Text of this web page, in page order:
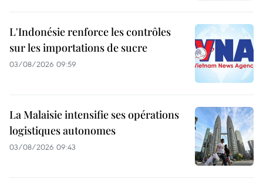
L'Indonésie renforce les contrôles
sur les importations de sucre
03/08/2026 09:59
La Malaisie intensifie ses opérations
logistiques autonomes
03/08/2026 09:43